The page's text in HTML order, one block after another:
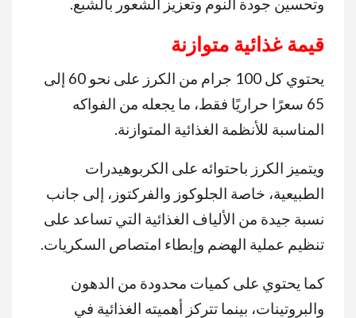
قيمة غذائية متوازنة
يحتوي كل 100 جرام من الكرز على نحو 60 إلى
65 سعرًا حراريًا فقط، ما يجعله من الفواكه
المناسبة للأنظمة الغذائية المتوازنة.
ويتميز الكرز باحتوائه على الكربوهيدرات
الطبيعية، خاصة الجلوكوز والفركتوز، إلى جانب
نسبة جيدة من الألياف الغذائية التي تساعد على
تنظيم عملية الهضم وإبطاء امتصاص السكريات.
كما يحتوي على كميات محدودة من الدهون
والبروتينات، بينما تتركز أهميته الغذائية في